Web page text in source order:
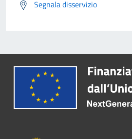
Segnala disservizio